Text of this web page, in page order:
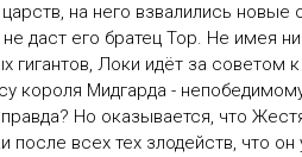
на него взвалились новые
даст его братец Тор. Не имея
гигантов, Локи идёт за советом
короля Мидгарда -
Но оказывается, что
после всех тех злодейств, что